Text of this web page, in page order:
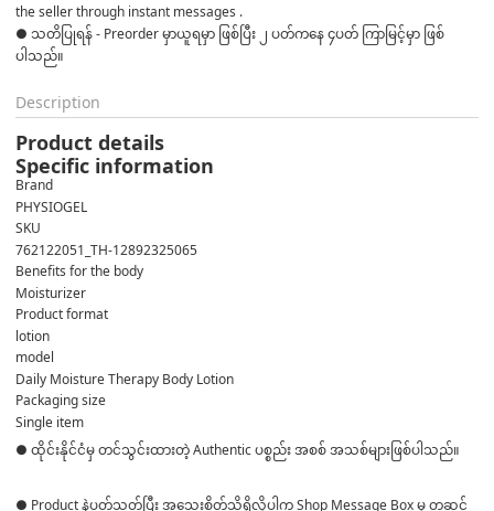
the seller through instant messages .
● သတိပြုရန် - Preorder မှာယူရမှာ ဖြစ်ပြီး ၂ ပတ်ကနေ ၄ပတ် ကြာမြင့်မှာ ဖြစ်
ပါသည်။
Description
Product details
Specific information
Brand
PHYSIOGEL
SKU
762122051_TH-12892325065
Benefits for the body
Moisturizer
Product format
lotion
model
Daily Moisture Therapy Body Lotion
Packaging size
Single item
● ထိုင်းနိုင်ငံမှ တင်သွင်းထားတဲ့ Authentic ပစ္စည်း အစစ် အသစ်များဖြစ်ပါသည်။
● Product နဲ့ပတ်သတ်ပြီး အသေးစိတ်သိရှိလိုပါက Shop Message Box မှ တဆင့်